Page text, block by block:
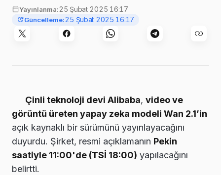
Yayınlanma:25 Şubat 2025 16:17
Güncelleme:25 Şubat 2025 16:17
Çinli teknoloji devi Alibaba, video ve
görüntü üreten yapay zeka modeli Wan 2.1’in
açık kaynaklı bir sürümünü yayınlayacağını
duyurdu. Şirket, resmi açıklamanın Pekin
saatiyle 11:00'de (TSİ 18:00) yapılacağını
belirtti.